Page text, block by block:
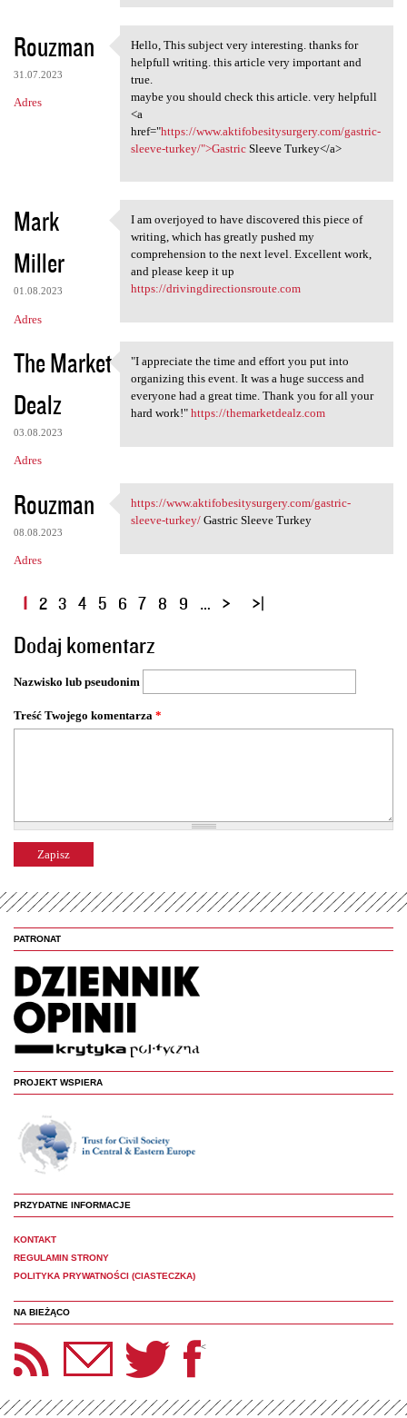
Rouzman
31.07.2023
Adres
Hello, This subject very
Hello, This subject very interesting. thanks for
helpfull writing. this article very important and
true.
maybe you should check this article. very helpfull
<a
href="https://www.aktifobesitysurgery.com/gastric-
sleeve-turkey/">GastricSleeve Turkey</a>
Mark
Miller
01.08.2023
Adres
I am overjoyed to have
I am overjoyed to have discovered this piece of
writing, which has greatly pushed my
comprehension to the next level. Excellent work,
and please keep it up
https://drivingdirectionsroute.com
The Market
Dealz
03.08.2023
Adres
"I appreciate the time and
"I appreciate the time and effort you put into
organizing this event. It was a huge success and
everyone had a great time. Thank you for all your
hard work!" https://themarketdealz.com
Rouzman
08.08.2023
Adres
https://www
https://www.aktifobesitysurgery.com/gastric-
sleeve-turkey/Gastric Sleeve Turkey
S
r
o
n
y
1 2 3 4 5 6 7 8 9 …
Dodaj komentarz
Nazwisko lub pseudonim
Treść Twojego komentarza *
PATRONAT
PROJEKT WSPIERA
PRZYDATNE INFORMACJE
KONTAKT
REGULAMIN STRONY
POLITYKA PRYWATNOŚCI (CIASTECZKA)
NA BIEŻĄCO
Panoptyka Facebook <